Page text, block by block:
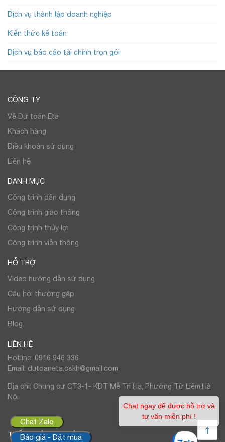
Dịch vụ thành lập doanh nghiệp
Kiến thức kế toán
Dịch vụ báo cáo tài chính trọn gói
CÔNG TY
Về Dự toán Eta
Khách hàng
Điều khoản sử dụng
Liên hệ
DANH MỤC
Công trình dân dụng
Công trình giao thông
Công trình thủy lợi
Công trình viễn thông
HỖ TRỢ
Video hướng dẫn sử dụng
Câu hỏi thường gặp
Hướng dẫn sử dụng
Blog
LIÊN HỆ
Hotline: 0916 946 336
Email: dutoaneta.cskh@gmail.com
Địa chỉ: Chung cư CT3-1- KĐT Mễ Trì Hạ, Phường Từ Liêm,Hà
Nội
THỐNG KÊ TRUY CẬP
Chat Zalo
Báo giá - Đặt mua
Chat ngay để được hỗ trợ và
tư vấn miễn phí !